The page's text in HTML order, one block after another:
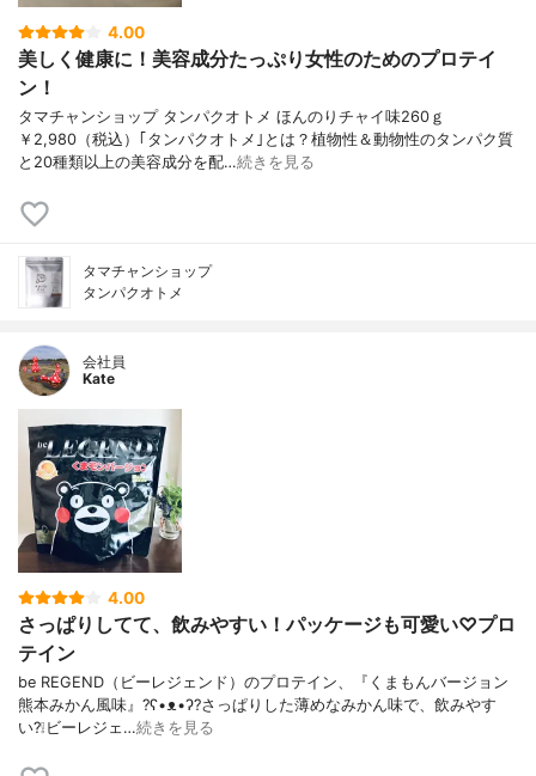
4.00
美しく健康に！美容成分たっぷり女性のためのプロテイ
ン！
タマチャンショップ タンパクオトメ ほんのりチャイ味260ｇ
￥2,980（税込）｢タンパクオトメ｣とは？植物性＆動物性のタンパク質
と20種類以上の美容成分を配…続きを見る
タマチャンショップ
タンパクオトメ
会社員
Kate
4.00
さっぱりしてて、飲みやすい！パッケージも可愛い♡プロ
テイン
be REGEND（ビーレジェンド）のプロテイン、『くまもんバージョン
熊本みかん風味』?ʕ•ᴥ•ʔ?さっぱりした薄めなみかん味で、飲みやす
い?❕ビーレジェ…続きを見る